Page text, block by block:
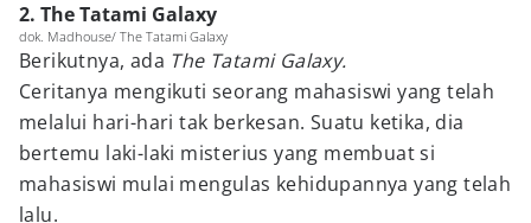
2. The Tatami Galaxy
dok. Madhouse/ The Tatami Galaxy
Berikutnya, ada The Tatami Galaxy.
Ceritanya mengikuti seorang mahasiswi yang telah
melalui hari-hari tak berkesan. Suatu ketika, dia
bertemu laki-laki misterius yang membuat si
mahasiswi mulai mengulas kehidupannya yang telah
lalu.